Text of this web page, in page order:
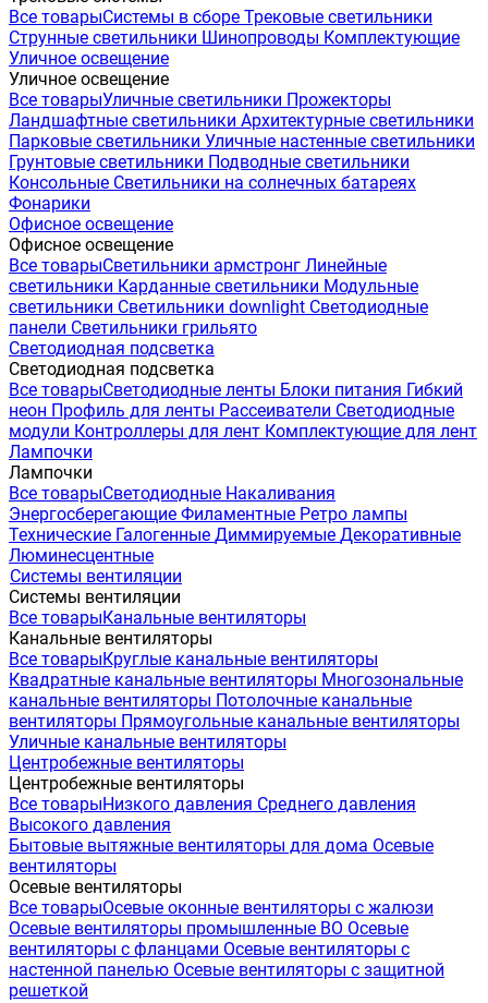
Все товарыСистемы в сборе Трековые светильники
Струнные светильники Шинопроводы Комплектующие
Уличное освещение
Уличное освещение
Все товарыУличные светильники Прожекторы
Ландшафтные светильники Архитектурные светильники
Парковые светильники Уличные настенные светильники
Грунтовые светильники Подводные светильники
Консольные Светильники на солнечных батареях
Фонарики
Офисное освещение
Офисное освещение
Все товарыСветильники армстронг Линейные
светильники Карданные светильники Модульные
светильники Светильники downlight Светодиодные
панели Светильники грильято
Светодиодная подсветка
Светодиодная подсветка
Все товарыСветодиодные ленты Блоки питания Гибкий
неон Профиль для ленты Рассеиватели Светодиодные
модули Контроллеры для лент Комплектующие для лент
Лампочки
Лампочки
Все товарыСветодиодные Накаливания
Энергосберегающие Филаментные Ретро лампы
Технические Галогенные Диммируемые Декоративные
Люминесцентные
Системы вентиляции
Системы вентиляции
Все товарыКанальные вентиляторы
Канальные вентиляторы
Все товарыКруглые канальные вентиляторы
Квадратные канальные вентиляторы Многозональные
канальные вентиляторы Потолочные канальные
вентиляторы Прямоугольные канальные вентиляторы
Уличные канальные вентиляторы
Центробежные вентиляторы
Центробежные вентиляторы
Все товарыНизкого давления Среднего давления
Высокого давления
Бытовые вытяжные вентиляторы для дома Осевые
вентиляторы
Осевые вентиляторы
Все товарыОсевые оконные вентиляторы с жалюзи
Осевые вентиляторы промышленные ВО Осевые
вентиляторы с фланцами Осевые вентиляторы с
настенной панелью Осевые вентиляторы с защитной
решеткой